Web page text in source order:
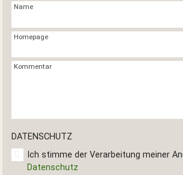
Name
Homepage
Kommentar
DATENSCHUTZ
Ich stimme der Verarbeitung meiner
Datenschutz